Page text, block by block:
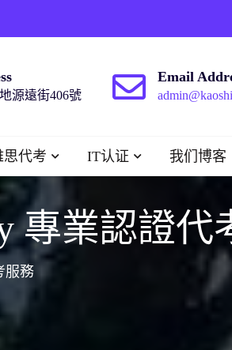
源遠街406號
Email
思代考 IT认证 我们博客
專業認證代
服務